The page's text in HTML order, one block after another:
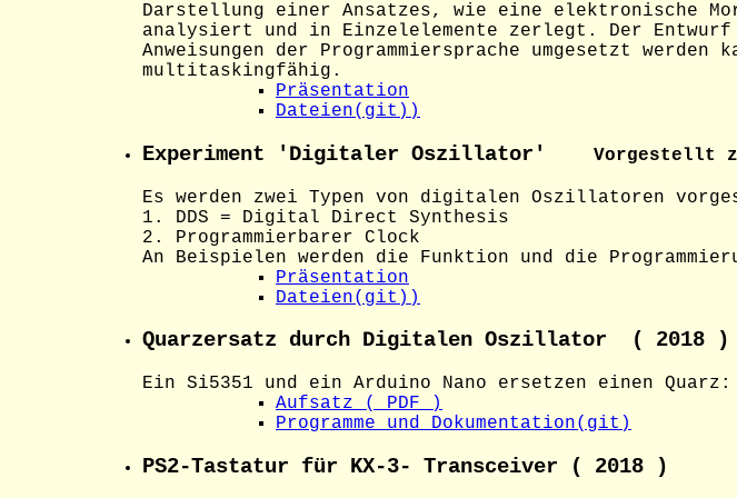
Darstellung einer Ansatzes, wie eine elektronische
analysiert und in Einzelelemente zerlegt. Der
Anweisungen der Programmiersprache umgesetzt
multitaskingfähig.
Präsentation
Dateien(git))
Experiment 'Digitaler Oszillator' Vorgestellt
Es werden zwei Typen von digitalen Oszillatoren
1. DDS = Digital Direct Synthesis
2. Programmierbarer Clock
An Beispielen werden die Funktion und die
Präsentation
Dateien(git))
Quarzersatz durch Digitalen Oszillator ( 2018 )
Ein Si5351 und ein Arduino Nano ersetzen einen Quarz:
Aufsatz ( PDF )
Programme und Dokumentation(git)
PS2-Tastatur für KX-3- Transceiver ( 2018 )